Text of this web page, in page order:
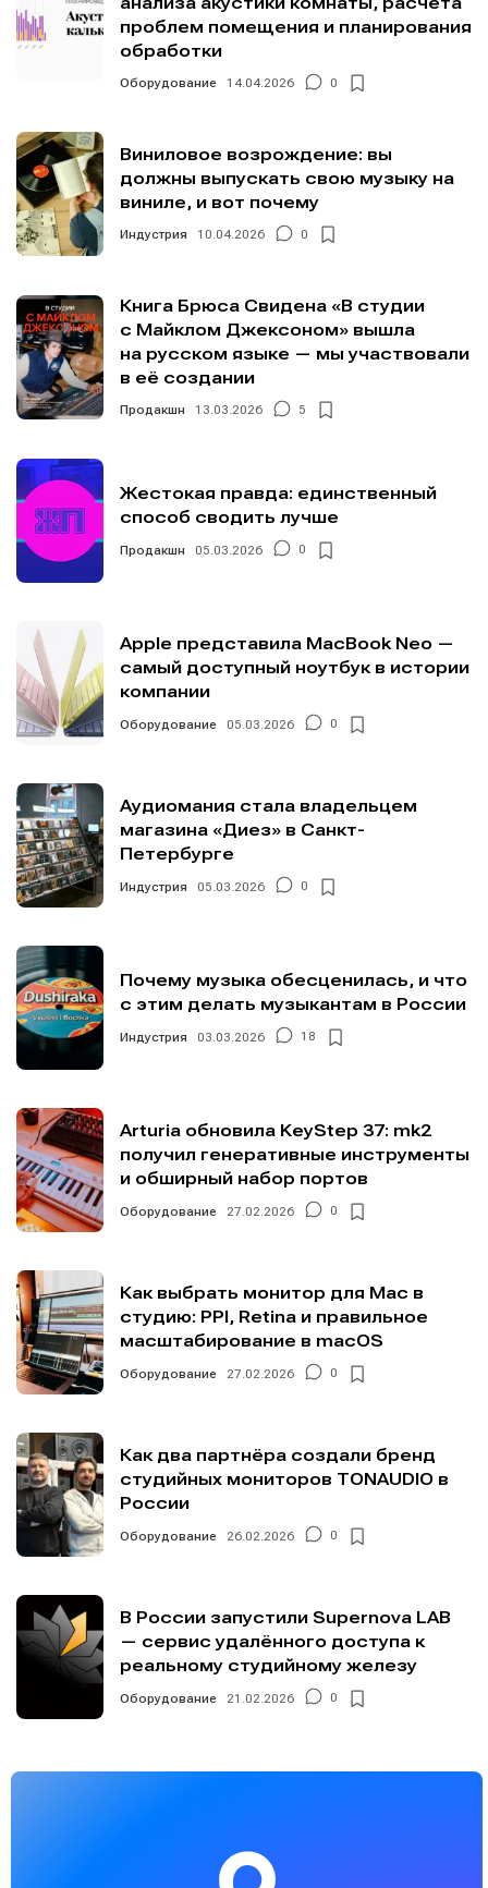
проблем помещения и планирования
обработки
Оборудование 14.04.2026 0
Виниловое возрождение: вы
должны выпускать свою музыку на
виниле, и вот почему
Индустрия 10.04.2026 0
Книга Брюса Свидена «В студии
с Майклом Джексоном» вышла
на русском языке — мы участвовали
в её создании
Продакшн 13.03.2026 5
Жестокая правда: единственный
способ сводить лучше
Продакшн 05.03.2026 0
Apple представила MacBook Neo —
самый доступный ноутбук в истории
компании
Оборудование 05.03.2026 0
Аудиомания стала владельцем
магазина «Диез» в Санкт-
Петербурге
Индустрия 05.03.2026 0
Почему музыка обесценилась, и что
с этим делать музыкантам в России
Индустрия 03.03.2026 18
Arturia обновила KeyStep 37: mk2
получил генеративные инструменты
и обширный набор портов
Оборудование 27.02.2026 0
Как выбрать монитор для Mac в
студию: PPI, Retina и правильное
масштабирование в macOS
Оборудование 27.02.2026 0
Как два партнёра создали бренд
студийных мониторов TONAUDIO в
России
Оборудование 26.02.2026 0
В России запустили Supernova LAB
— сервис удалённого доступа к
реальному студийному железу
Оборудование 21.02.2026 0